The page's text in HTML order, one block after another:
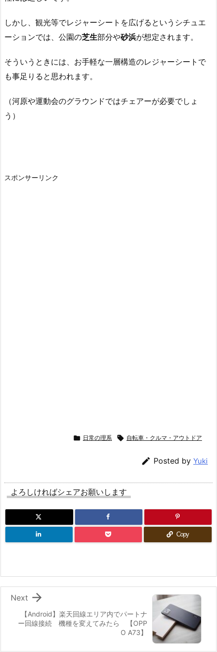
しかし、観光等でレジャーシートを広げるというシチュエ
ーションでは、公園の芝生部分や砂浜が想定されます。
そういうときには、お手軽な一層構造のレジャーシートで
も事足りると思われます。
（河原や運動会のグラウンドではチェアーが必要でしょ
う）
スポンサーリンク
 日常の理系  自転車・クルマ・アウトドア
 Posted by Yuki
よろしければシェアお願いします
Copy
【Android】楽天回線エリア内でパートナ
ー回線接続 機種を変えてみたら 【OPP
O A73】

Next